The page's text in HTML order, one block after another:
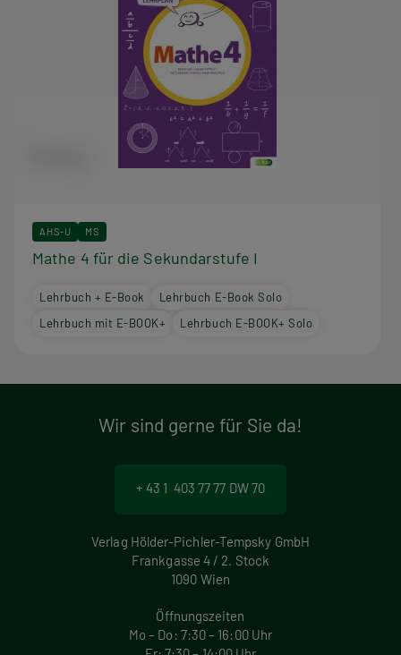
AHS-U MS
Mathe 4 für die Sekundarstufe I
Lehrbuch + E-Book
Lehrbuch E-Book Solo
Lehrbuch mit E-BOOK+
Lehrbuch E-BOOK+ Solo
Wir sind gerne für Sie da!
+ 43 1 403 77 77 DW 70
Verlag Hölder-Pichler-Tempsky GmbH
Frankgasse 4 / 2. Stock
1090 Wien
Öffnungszeiten
Mo – Do: 7:30 – 16:00 Uhr